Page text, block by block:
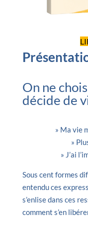
On ne
décide de
» Ma vie
»
» J’ai
Sous cent formes
entendu ces
s’enlise dans ces
comment s’en